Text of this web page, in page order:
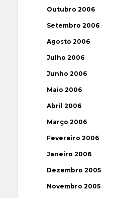
Outubro 2006
Setembro 2006
Agosto 2006
Julho 2006
Junho 2006
Maio 2006
Abril 2006
Março 2006
Fevereiro 2006
Janeiro 2006
Dezembro 2005
Novembro 2005